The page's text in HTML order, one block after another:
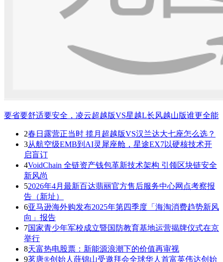
要省要舒适要安全，凌云超越版VS星越L长风越山版谁更全能
2春日露营正当时 揽月超越版VS汉兰达大七座怎么选？
3从航空级EMB到AI灵犀座舱，星途EX7以硬核技术开
启盲订
4VoidChain 全链资产钱包革新技术架构 引领区块链安全
新风尚
52026年4月最新百达翡丽官方售后服务中心网点考察报
告（新址）
6亚马逊海外购发布2025年第四季度「海淘消费趋势新风
向」报告
7国家青少年军校成立暨国防教育基地运营揭牌仪式在京
举行
8天富热电股票：新能源浪潮下的价值再审视
9茗唐®创始人薛锦山受邀拜会全球华人首富英伟达创始